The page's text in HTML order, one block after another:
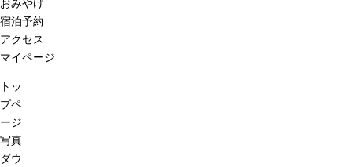
おみやげ
宿泊予約
アクセス
マイページ
トッ
プペ
ージ
写真
ダウ